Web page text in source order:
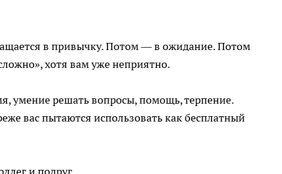
в привычку. Потом — в ожидание. Потом
хотя вам уже неприятно.
умение решать вопросы, помощь, терпение.
вас пытаются использовать как бесплатный